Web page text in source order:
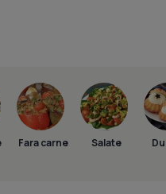
Fara carne Salate